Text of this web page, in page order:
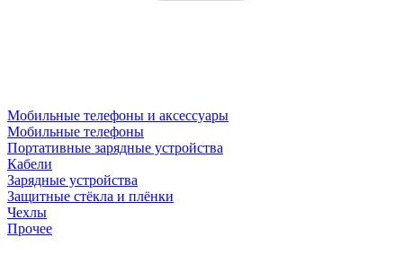
Мобильные телефоны и аксессуары
Мобильные телефоны
Портативные зарядные устройства
Кабели
Зарядные устройства
Защитные стёкла и плёнки
Чехлы
Прочее